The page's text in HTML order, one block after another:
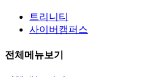
트리니티
사이버캠퍼스
전체메뉴보기